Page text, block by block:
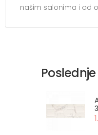
našim salonima i od